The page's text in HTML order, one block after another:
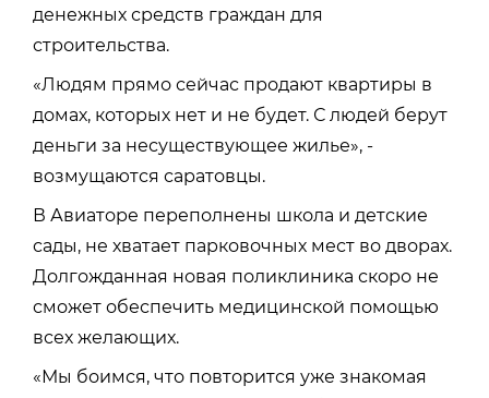
денежных средств граждан для
строительства.
«Людям прямо сейчас продают квартиры в
домах, которых нет и не будет. С людей берут
деньги за несуществующее жилье», -
возмущаются саратовцы.
В Авиаторе переполнены школа и детские
сады, не хватает парковочных мест во дворах.
Долгожданная новая поликлиника скоро не
сможет обеспечить медицинской помощью
всех желающих.
«Мы боимся, что повторится уже знакомая